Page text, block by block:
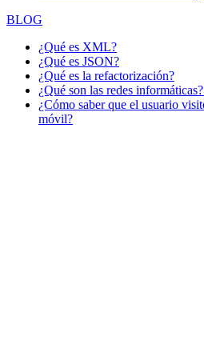
BLOG
¿Qué es XML?
¿Qué es JSON?
¿Qué es la refactorización?
¿Qué son las redes
¿Cómo saber que el usuario
móvil?